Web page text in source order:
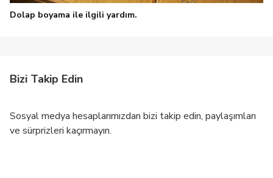
Dolap boyama ile ilgili yardım.
Bizi Takip Edin
Sosyal medya hesaplarımızdan bizi takip edin, paylaşımları
ve sürprizleri kaçırmayın.